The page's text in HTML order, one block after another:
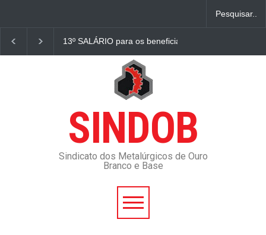
em 2024 O Tarugo 2359 14 fevereiro 2023
SINDOB
Sindicato dos Metalúrgicos de Ouro
Branco e Base